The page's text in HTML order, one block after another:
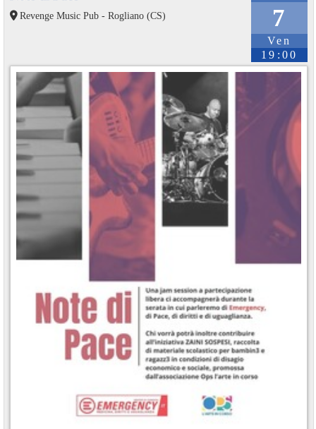
7
Ven
19:00
Revenge Music Pub - Rogliano (CS)